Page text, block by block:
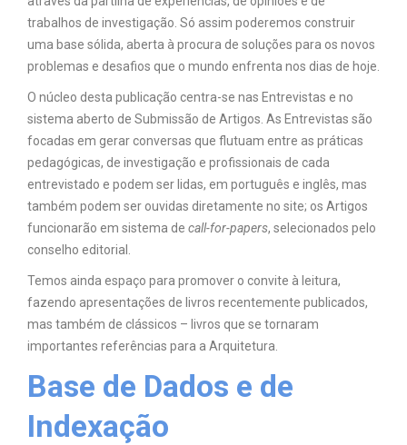
trabalhos de investigação. Só assim poderemos construir
uma base sólida, aberta à procura de soluções para os novos
problemas e desafios que o mundo enfrenta nos dias de hoje.
O núcleo desta publicação centra-se nas Entrevistas e no
sistema aberto de Submissão de Artigos. As Entrevistas são
focadas em gerar conversas que flutuam entre as práticas
pedagógicas, de investigação e profissionais de cada
entrevistado e podem ser lidas, em português e inglês, mas
também podem ser ouvidas diretamente no site; os Artigos
funcionarão em sistema de call-for-papers, selecionados pelo
conselho editorial.
Temos ainda espaço para promover o convite à leitura,
fazendo apresentações de livros recentemente publicados,
mas também de clássicos – livros que se tornaram
importantes referências para a Arquitetura.
Base de Dados e de
Indexação